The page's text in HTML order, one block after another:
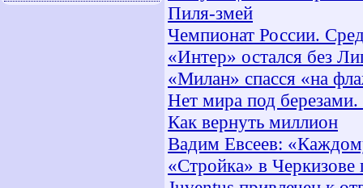
Пиля-змей
Чемпионат России.
«Интер» остался без
«Милан» спасся «на
Нет мира под
Как вернуть миллион
Вадим Евсеев:
«Стройка» в Черкизове